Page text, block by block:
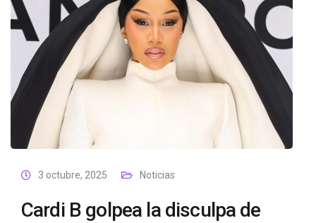
3 octubre, 2025 Noticias
Cardi B golpea la disculpa de